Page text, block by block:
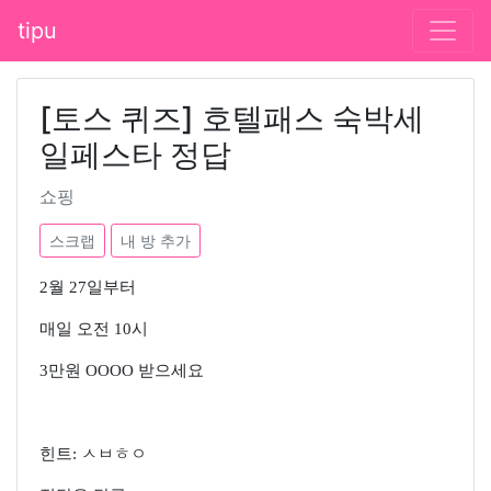
tipu
[토스 퀴즈] 호텔패스 숙박세
일페스타 정답
쇼핑
스크랩 내 방 추가
2월 27일부터
매일 오전 10시
3만원 OOOO 받으세요
힌트: ㅅㅂㅎㅇ